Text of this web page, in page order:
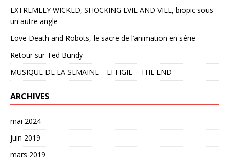
EXTREMELY WICKED, SHOCKING EVIL AND VILE, biopic sous
un autre angle
Love Death and Robots, le sacre de l’animation en série
Retour sur Ted Bundy
MUSIQUE DE LA SEMAINE – EFFIGIE – THE END
ARCHIVES
mai 2024
juin 2019
mars 2019